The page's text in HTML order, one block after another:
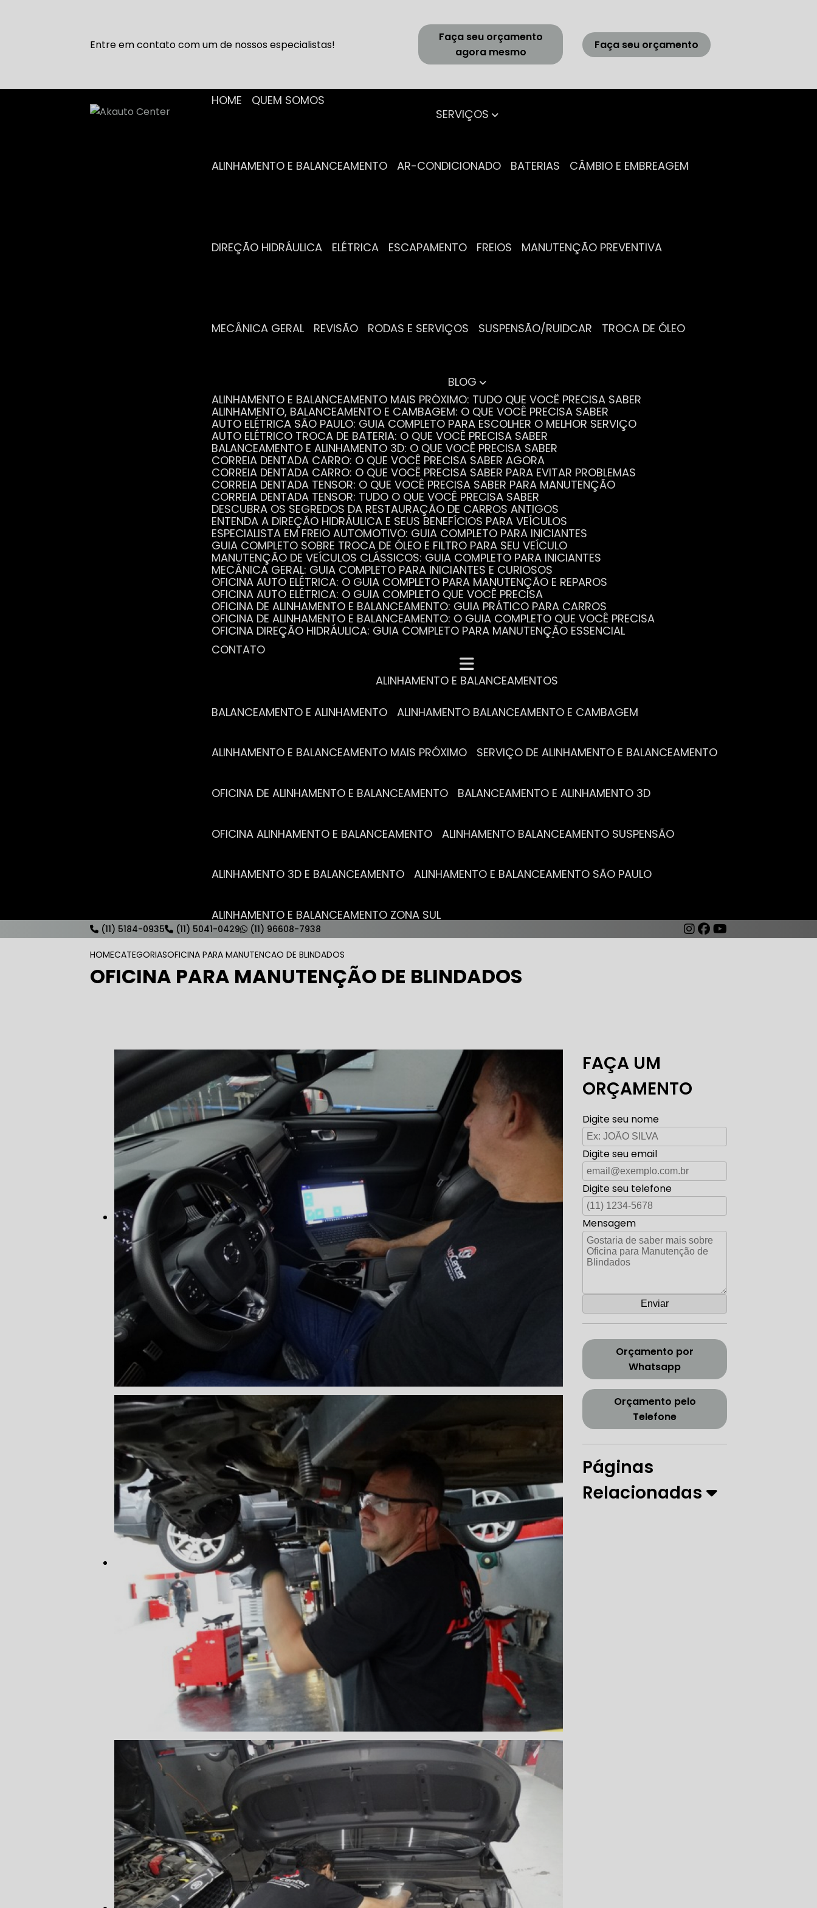
Entre em contato com um de nossos especialistas!
Faça seu orçamento
agora mesmo
Faça seu orçamento
HOME
QUEM SOMOS
SERVIÇOS
ALINHAMENTO E BALANCEAMENTO AR-CONDICIONADO BATERIAS CÂMBIO E EMBREAGEM
DIREÇÃO HIDRÁULICA ELÉTRICA ESCAPAMENTO FREIOS MANUTENÇÃO PREVENTIVA
MECÂNICA GERAL REVISÃO RODAS E SERVIÇOS SUSPENSÃO/RUIDCAR TROCA DE ÓLEO
BLOG
ALINHAMENTO E BALANCEAMENTO MAIS PRÓXIMO: TUDO QUE VOCÊ PRECISA SABER
ALINHAMENTO, BALANCEAMENTO E CAMBAGEM: O QUE VOCÊ PRECISA SABER
AUTO ELÉTRICA SÃO PAULO: GUIA COMPLETO PARA ESCOLHER O MELHOR SERVIÇO
AUTO ELÉTRICO TROCA DE BATERIA: O QUE VOCÊ PRECISA SABER
BALANCEAMENTO E ALINHAMENTO 3D: O QUE VOCÊ PRECISA SABER
CORREIA DENTADA CARRO: O QUE VOCÊ PRECISA SABER AGORA
CORREIA DENTADA CARRO: O QUE VOCÊ PRECISA SABER PARA EVITAR PROBLEMAS
CORREIA DENTADA TENSOR: O QUE VOCÊ PRECISA SABER PARA MANUTENÇÃO
CORREIA DENTADA TENSOR: TUDO O QUE VOCÊ PRECISA SABER
DESCUBRA OS SEGREDOS DA RESTAURAÇÃO DE CARROS ANTIGOS
ENTENDA A DIREÇÃO HIDRÁULICA E SEUS BENEFÍCIOS PARA VEÍCULOS
ESPECIALISTA EM FREIO AUTOMOTIVO: GUIA COMPLETO PARA INICIANTES
GUIA COMPLETO SOBRE TROCA DE ÓLEO E FILTRO PARA SEU VEÍCULO
MANUTENÇÃO DE VEÍCULOS CLÁSSICOS: GUIA COMPLETO PARA INICIANTES
MECÂNICA GERAL: GUIA COMPLETO PARA INICIANTES E CURIOSOS
OFICINA AUTO ELÉTRICA: O GUIA COMPLETO PARA MANUTENÇÃO E REPAROS
OFICINA AUTO ELÉTRICA: O GUIA COMPLETO QUE VOCÊ PRECISA
OFICINA DE ALINHAMENTO E BALANCEAMENTO: GUIA PRÁTICO PARA CARROS
OFICINA DE ALINHAMENTO E BALANCEAMENTO: O GUIA COMPLETO QUE VOCÊ PRECISA
OFICINA DIREÇÃO HIDRÁULICA: GUIA COMPLETO PARA MANUTENÇÃO ESSENCIAL
OFICINA MECÂNICA COMPLETA PARA BLINDADOS: TUDO QUE VOCÊ PRECISA SABER
POR QUE A REVISÃO AUTOMOTIVA É ESSENCIAL PARA O DESEMPENHO DO SEU CARRO
SERVIÇO DE ALINHAMENTO E BALANCEAMENTO: O QUE VOCÊ PRECISA SABER
VANTAGENS ESSENCIAIS DA TROCA DE ÓLEO PARA A SAÚDE DO SEU CARRO
CONTATO
ALINHAMENTO E BALANCEAMENTOS
BALANCEAMENTO E ALINHAMENTO ALINHAMENTO BALANCEAMENTO E CAMBAGEM
ALINHAMENTO E BALANCEAMENTO MAIS PRÓXIMO SERVIÇO DE ALINHAMENTO E BALANCEAMENTO
OFICINA DE ALINHAMENTO E BALANCEAMENTO BALANCEAMENTO E ALINHAMENTO 3D
OFICINA ALINHAMENTO E BALANCEAMENTO ALINHAMENTO BALANCEAMENTO SUSPENSÃO
ALINHAMENTO 3D E BALANCEAMENTO ALINHAMENTO E BALANCEAMENTO SÃO PAULO
ALINHAMENTO E BALANCEAMENTO ZONA SUL
AUTO ELÉTRICA MAIS PRÓXIMO AUTO ELÉTRICA AUTOMOTIVA
AUTO ELÉTRICO TROCA DE BATERIA OFICINA AUTO ELÉTRICA AUTO ELÉTRICA DE CARROS
AUTO ELÉTRICA ABERTA HOJE AUTO ELÉTRICA SOCORRO AUTO ELÉTRICA CARROS ANTIGOS
AUTO ELÉTRICA PRÓXIMO DE MIM AUTO ELÉTRICA SÃO PAULO AUTO ELÉTRICA ZONA SUL
CORREIAS DENTADAS
TROCA CORREIA DENTADA CORREIA DENTADA LAND ROVER CORREIA DENTADA RANGE ROVER
TROCA DA CORREIA DENTADA DA LAND ROVER CORREIA DENTADA DISCOVERY
CORREIA DENTADA BMW CORREIA DENTADA TENSOR
CORREIA DENTADA CARRO
DIREÇÕES HIDRÁULICAS
DIREÇÃO HIDRÁULICA E ELÉTRICA MANUTENÇÃO CONSERTO REPARO
DIREÇÃO HIDRÁULICA E ELÉTRICA OFICINA MECÂNICA
DIREÇÃO HIDRÁULICA E ELÉTRICA CONSERTO MANUTENÇÃO DE DIREÇÃO HIDRÁULICA
MANUTENÇÃO DIREÇÃO HIDRÁULICA CONSERTO DIREÇÃO HIDRÁULICA
CONSERTO DE DIREÇÃO HIDRÁULICA OFICINA DIREÇÃO HIDRÁULICA
DIREÇÃO HIDRÁULICA MANUTENÇÃO DIREÇÃO HIDRÁULICA SÃO PAULO
DIREÇÃO HIDRÁULICA ZONA SUL
FREIOS AUTOMOTIVOS
FREIO DE CARRO ESPECIALISTA EM FREIO AUTOMOTIVO FREIO DE AUTOMÓVEL
FREIO ABS MANUTENÇÃO SISTEMA DE FREIOS AUTOMOTIVOS
SENSOR DE FREIO ABS MANUTENÇÃO DE FREIOS AUTOMOTIVOS
(11) 5184-0935 (11) 5041-0429 (11) 96608-7938
HOMECATEGORIASOFICINA PARA MANUTENCAO DE BLINDADOS
OFICINA PARA MANUTENÇÃO DE BLINDADOS
FAÇA UM
ORÇAMENTO
Digite seu nome
Digite seu email
Digite seu telefone
Mensagem
Orçamento por
Whatsapp
Orçamento pelo
Telefone
Páginas
Relacionadas